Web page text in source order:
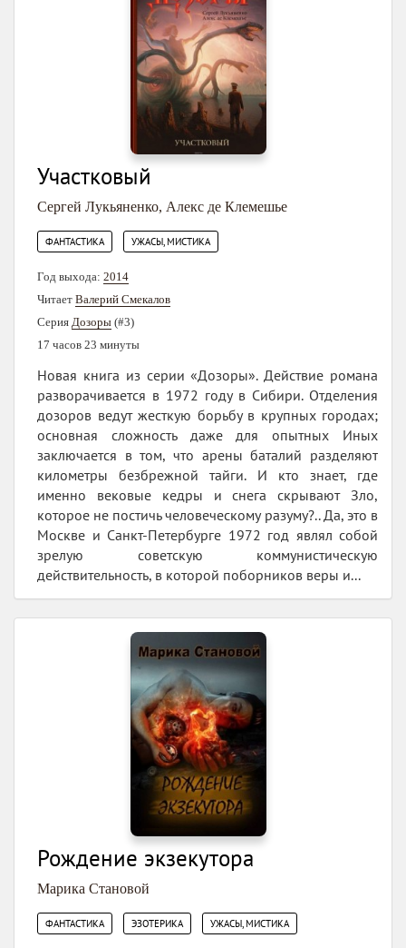
Участковый
Сергей Лукьяненко, Алекс де Клемешье
ФАНТАСТИКА УЖАСЫ, МИСТИКА
Год выхода: 2014
Читает Валерий Смекалов
Серия Дозоры (#3)
17 часов 23 минуты
Новая книга из серии «Дозоры». Действие романа
разворачивается в 1972 году в Сибири. Отделения
дозоров ведут жесткую борьбу в крупных городах;
основная сложность даже для опытных Иных
заключается в том, что арены баталий разделяют
километры безбрежной тайги. И кто знает, где
именно вековые кедры и снега скрывают Зло,
которое не постичь человеческому разуму?.. Да, это в
Москве и Санкт-Петербурге 1972 год являл собой
зрелую советскую коммунистическую
действительность, в которой поборников веры и...
Рождение экзекутора
Марика Становой
ФАНТАСТИКА ЭЗОТЕРИКА УЖАСЫ, МИСТИКА